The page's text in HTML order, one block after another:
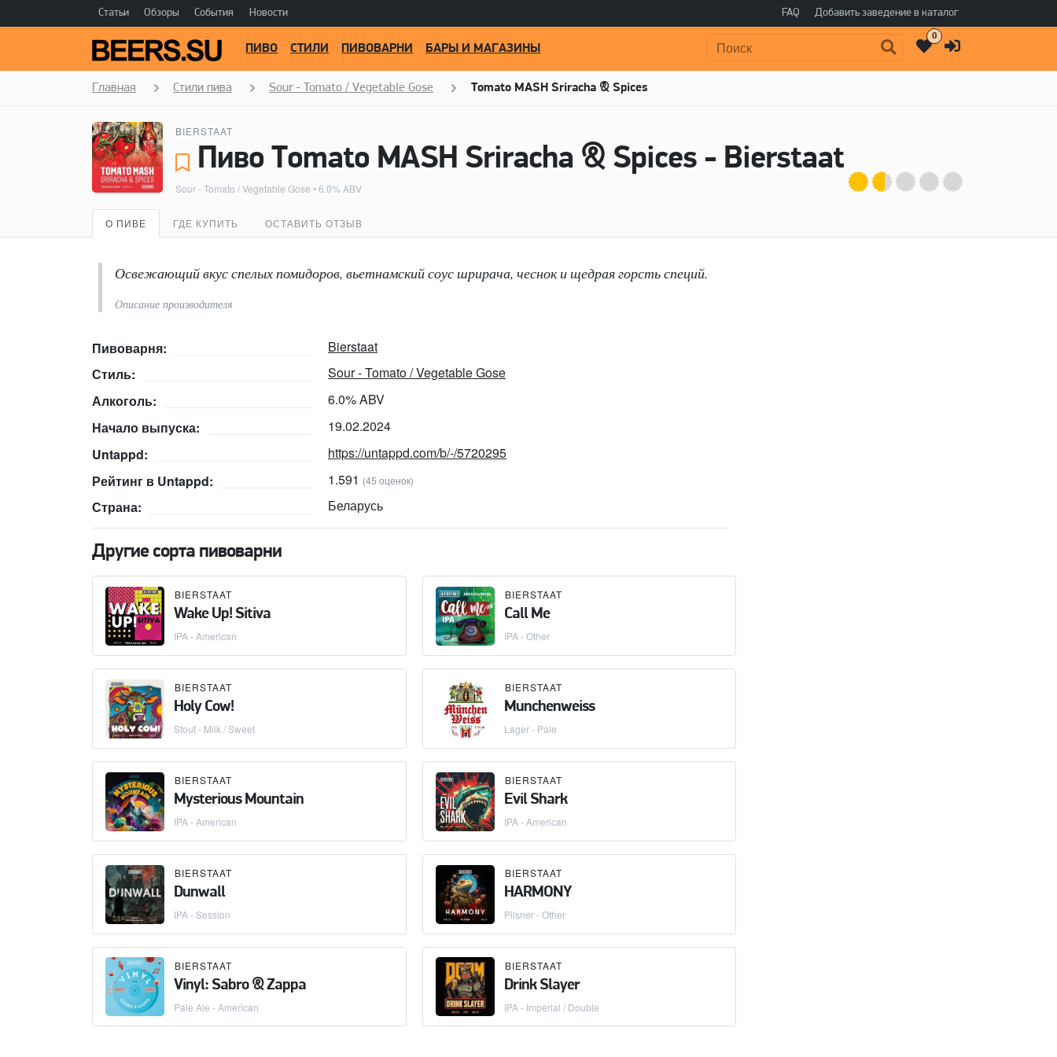
Статьи Обзоры События Новости FAQ Добавить заведение в каталог
Поиск:
ПИВО СТИЛИ ПИВОВАРНИ БАРЫ И МАГАЗИНЫ
0
Главная Стили пива Sour - Tomato / Vegetable Gose Тоmato MASH Sriracha & Spices
BIERSTAAT
Пиво Тоmato MASH Sriracha & Spices - Bierstaat
Sour - Tomato / Vegetable Gose • 6.0% ABV
О ПИВЕ ГДЕ КУПИТЬ ОСТАВИТЬ ОТЗЫВ
Освежающий вкус спелых помидоров, вьетнамский соус шрирача, чеснок и щедрая горсть специй.
Описание производителя
Пивоварня:
Bierstaat
Стиль:
Sour - Tomato / Vegetable Gose
Алкоголь:
6.0% ABV
Начало выпуска:
19.02.2024
Untappd:
https://untappd.com/b/-/5720295
Рейтинг в Untappd:
1.591 (45 оценок)
Страна: Беларусь
Другие сорта пивоварни
BIERSTAAT
Wake Up! Sitiva
IPA - American
BIERSTAAT
Call Me
IPA - Other
BIERSTAAT
Holy Cow!
Stout - Milk / Sweet
BIERSTAAT
Munchenweiss
Lager - Pale
BIERSTAAT
Mysterious Mountain
IPA - American
BIERSTAAT
Evil Shark
IPA - American
BIERSTAAT
Dunwall
IPA - Session
BIERSTAAT
HARMONY
Pilsner - Other
BIERSTAAT
Vinyl: Sabro & Zappa
Pale Ale - American
BIERSTAAT
Drink Slayer
IPA - Imperial / Double